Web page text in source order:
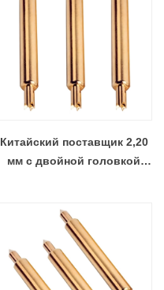
Китайский поставщик 2,20
мм с двойной головкой